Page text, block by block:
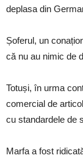
deplasa din
Șoferul, un
că nu au nimic de
Totuși, în urma
comercial de
cu standardele de
Marfa a fost